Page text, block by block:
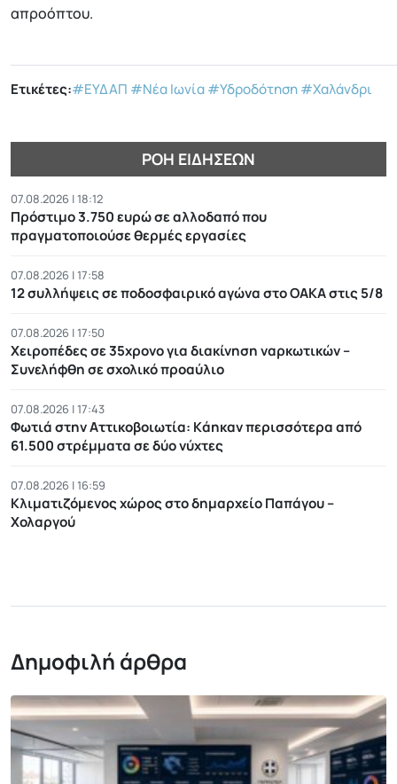
απροόπτου.
Ετικέτες:#ΕΥΔΑΠ #Νέα Ιωνία#Υδροδότηση#Χαλάνδρι
ΡΟΉ ΕΙΔΉΣΕΩΝ
07.08.2026 | 18:12
Πρόστιμο 3.750 ευρώ σε αλλοδαπό που
πραγματοποιούσε θερμές εργασίες
07.08.2026 | 17:58
12 συλλήψεις σε ποδοσφαιρικό αγώνα στο ΟΑΚΑ στις 5/8
07.08.2026 | 17:50
Χειροπέδες σε 35χρονο για διακίνηση ναρκωτικών –
Συνελήφθη σε σχολικό προαύλιο
07.08.2026 | 17:43
Φωτιά στην Αττικοβοιωτία: Kάηκαν περισσότερα από
61.500 στρέμματα σε δύο νύχτες
07.08.2026 | 16:59
Κλιματιζόμενος χώρος στο δημαρχείο Παπάγου –
Χολαργού
Δημοφιλή άρθρα